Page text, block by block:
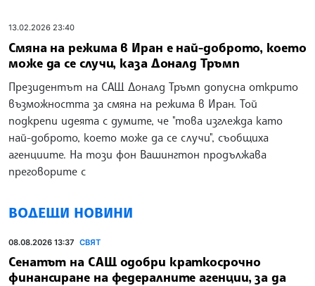
13.02.2026 23:40
Смяна на режима в Иран е най-доброто, което
може да се случи, каза Доналд Тръмп
Президентът на САЩ Доналд Тръмп допусна открито
възможността за смяна на режима в Иран. Той
подкрепи идеята с думите, че "това изглежда като
най-доброто, което може да се случи", съобщиха
агенциите. На този фон Вашингтон продължава
преговорите с
ВОДЕЩИ НОВИНИ
08.08.2026 13:37 СВЯТ
Сенатът на САЩ одобри краткосрочно
финансиране на федералните агенции, за да